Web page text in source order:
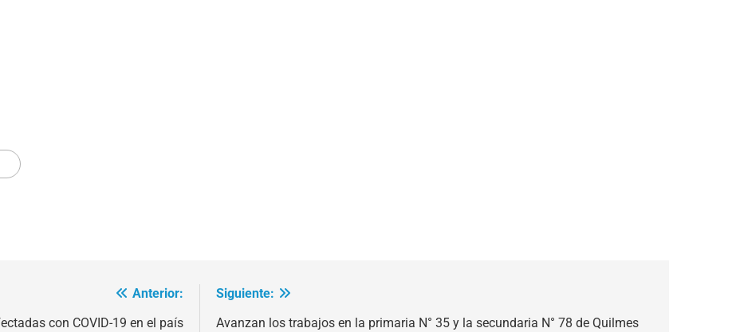
Anterior:
con COVID-19 en el país
Siguiente:
Avanzan los trabajos en la primaria N° 35 y la secundaria N° 78 de Quilmes